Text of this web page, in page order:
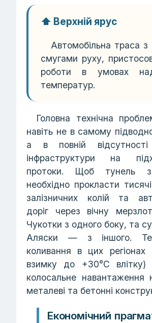
⬆️ Верхній ярус
Автомобільна траса з
смугами руху,
роботи в умовах
температур.
Головна технічна
навіть не в самому
а в повній відсутності
інфраструктури на
протоки. Щоб тунель
необхідно прокласти
залізничних колій та
доріг через вічну
Чукотки з одного боку, та
Аляски — з іншого.
коливання в цих регіонах
взимку до +30°C влітку)
колосальне навантаження
металеві та бетонні
Економічний